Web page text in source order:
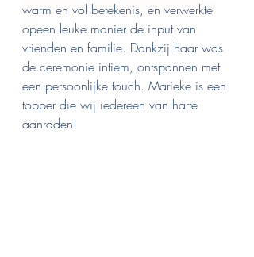
warm en vol betekenis, en verwerkte
opeen leuke manier de input van
vrienden en familie. Dankzij haar was
de ceremonie intiem, ontspannen met
een persoonlijke touch. Marieke is een
topper die wij iedereen van harte
aanraden!